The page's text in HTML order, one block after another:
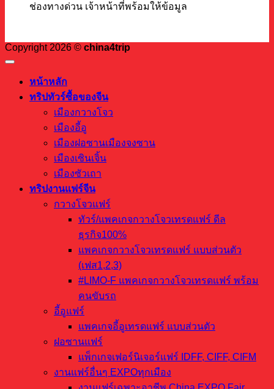
ช่องทางด่วน เจ้าหน้าที่พร้อมให้ข้อมูล
Copyright 2026 © china4trip
หน้าหลัก
ทริปทัวร์ซื้อของจีน
เมืองกวางโจว
เมืองอี้อู
เมืองฝอซานเมืองจงซาน
เมืองเซินเจิ้น
เมืองซัวเถา
ทริปงานแฟร์จีน
กวางโจวแฟร์
ทัวร์/แพคเกจกวางโจวเทรดแฟร์ ดีล
ธุรกิจ100%
แพคเกจกวางโจวเทรดแฟร์ แบบส่วนตัว
(เฟส1,2,3)
#LIMO-F แพคเกจกวางโจวเทรดแฟร์ พร้อม
คนขับรถ
อี้อูแฟร์
แพคเกจอี้อูเทรดแฟร์ แบบส่วนตัว
ฝอซานแฟร์
แพ็กเกจเฟอร์นิเจอร์แฟร์ IDFF, CIFF, CIFM
งานแฟร์อื่นๆ EXPOทุกเมือง